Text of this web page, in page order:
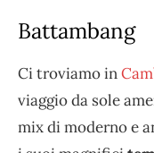
Battambang
Ci troviamo in
viaggio da sole
mix di moderno e